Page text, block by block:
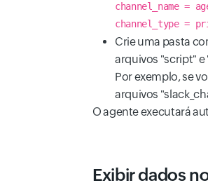
channel_name =
channel_type =
Crie uma pasta
arquivos "script"
Por exemplo, se
arquivos
O agente executará
Exibir dados